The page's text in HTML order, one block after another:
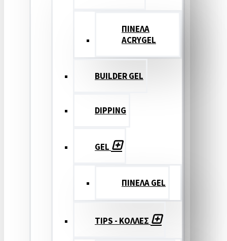
ΠΙΝΕΛΑ
ACRYGEL
BUILDER GEL
DIPPING
GEL
ΠΙΝΕΛΑ GEL
TIPS - ΚΟΛΛΕΣ